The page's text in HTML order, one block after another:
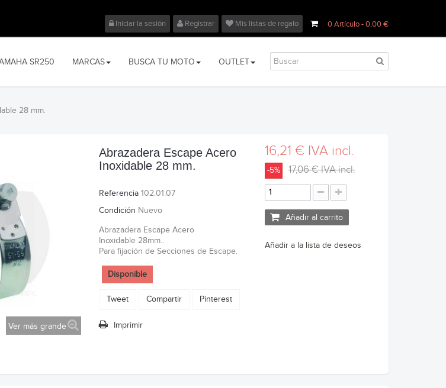
0Artículo- 0,00 €
Iniciar la sesión Registrar Mis listas de regalo
SR250 MARCAS BUSCA TU MOTO OUTLET
28 mm.
Ver más grande
Abrazadera Escape Acero
Inoxidable 28 mm.
Referencia 102.01.07
Condición Nuevo
Abrazadera Escape Acero
Inoxidable 28mm..
Para fijación de Secciones de Escape.
Disponible
Tweet Compartir Pinterest
Imprimir
16,21 € IVA incl.
-5% 17,06 €IVA incl.
Añadir al carrito
Añadir a la lista de deseos